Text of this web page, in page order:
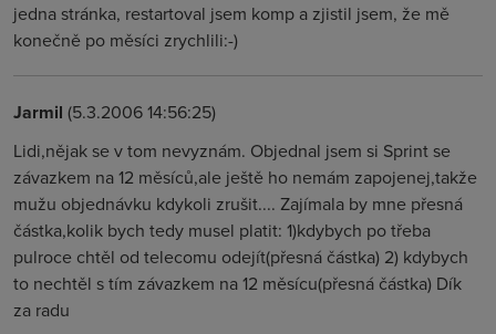
jedna stránka, restartoval jsem komp a zjistil jsem, že mě
konečně po měsíci zrychlili:-)
Jarmil (5.3.2006 14:56:25)
Lidi,nějak se v tom nevyznám. Objednal jsem si Sprint se
závazkem na 12 měsíců,ale ještě ho nemám zapojenej,takže
mužu objednávku kdykoli zrušit.... Zajímala by mne přesná
částka,kolik bych tedy musel platit: 1)kdybych po třeba
pulroce chtěl od telecomu odejít(přesná částka) 2) kdybych
to nechtěl s tím závazkem na 12 měsícu(přesná částka) Dík
za radu